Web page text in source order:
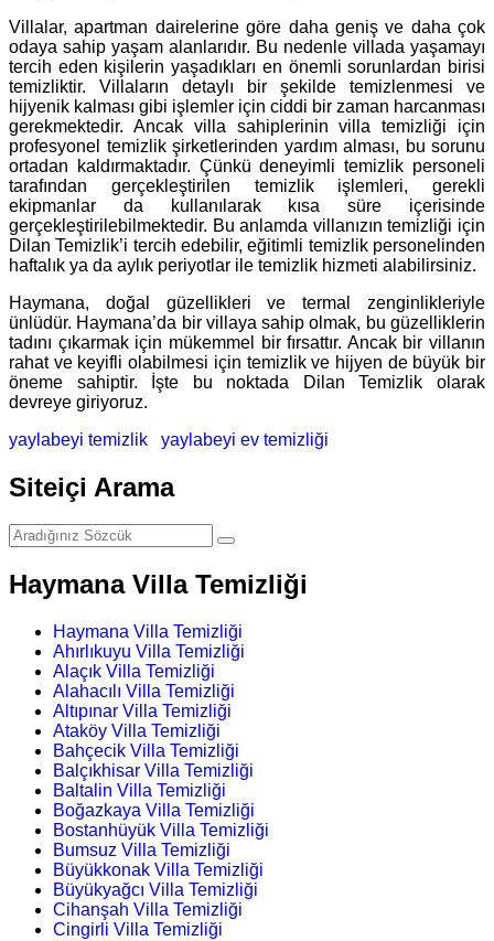
Villalar, apartman dairelerine göre daha geniş ve daha çok
odaya sahip yaşam alanlarıdır. Bu nedenle villada yaşamayı
tercih eden kişilerin yaşadıkları en önemli sorunlardan birisi
temizliktir. Villaların detaylı bir şekilde temizlenmesi ve
hijyenik kalması gibi işlemler için ciddi bir zaman harcanması
gerekmektedir. Ancak villa sahiplerinin villa temizliği için
profesyonel temizlik şirketlerinden yardım alması, bu sorunu
ortadan kaldırmaktadır. Çünkü deneyimli temizlik personeli
tarafından gerçekleştirilen temizlik işlemleri, gerekli
ekipmanlar da kullanılarak kısa süre içerisinde
gerçekleştirilebilmektedir. Bu anlamda villanızın temizliği için
Dilan Temizlik’i tercih edebilir, eğitimli temizlik personelinden
haftalık ya da aylık periyotlar ile temizlik hizmeti alabilirsiniz.
Haymana, doğal güzellikleri ve termal zenginlikleriyle
ünlüdür. Haymana’da bir villaya sahip olmak, bu güzelliklerin
tadını çıkarmak için mükemmel bir fırsattır. Ancak bir villanın
rahat ve keyifli olabilmesi için temizlik ve hijyen de büyük bir
öneme sahiptir. İşte bu noktada Dilan Temizlik olarak
devreye giriyoruz.
yaylabeyi temizlik
yaylabeyi ev temizliği
Siteiçi Arama
Haymana Villa Temizliği
Haymana Villa Temizliği
Ahırlıkuyu Villa Temizliği
Alaçık Villa Temizliği
Alahacılı Villa Temizliği
Altıpınar Villa Temizliği
Ataköy Villa Temizliği
Bahçecik Villa Temizliği
Balçıkhisar Villa Temizliği
Baltalin Villa Temizliği
Boğazkaya Villa Temizliği
Bostanhüyük Villa Temizliği
Bumsuz Villa Temizliği
Büyükkonak Villa Temizliği
Büyükyağcı Villa Temizliği
Cihanşah Villa Temizliği
Cingirli Villa Temizliği